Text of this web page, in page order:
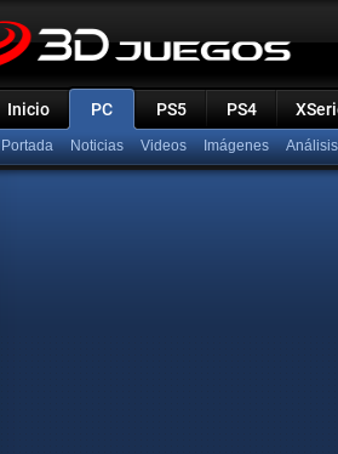
Inicio PC PS5 PS4
Portada Noticias Videos Imágenes Análisis